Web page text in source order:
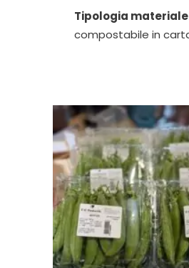
Tipologia
compostabile in